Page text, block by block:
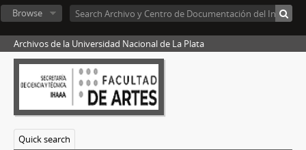
Browse
Archivos de la Universidad Nacional de La Plata
Quick search